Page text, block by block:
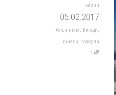
admin
05.02.2017
Альпінізм, Виїзди,
виїзди, говерла
1